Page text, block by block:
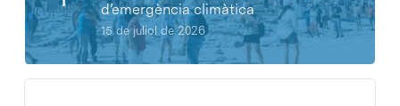
d’emergència climàtica
15 de juliol de 2026